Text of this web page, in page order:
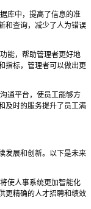
库中，提高了信息的准
和查询，减少了人为错误
能，帮助管理者更好地
指标，管理者可以做出更
通平台，使员工能够方
及时的服务提升了员工满
发展和创新。以下是未来
使人事系统更加智能化
更精确的人才招聘和绩效